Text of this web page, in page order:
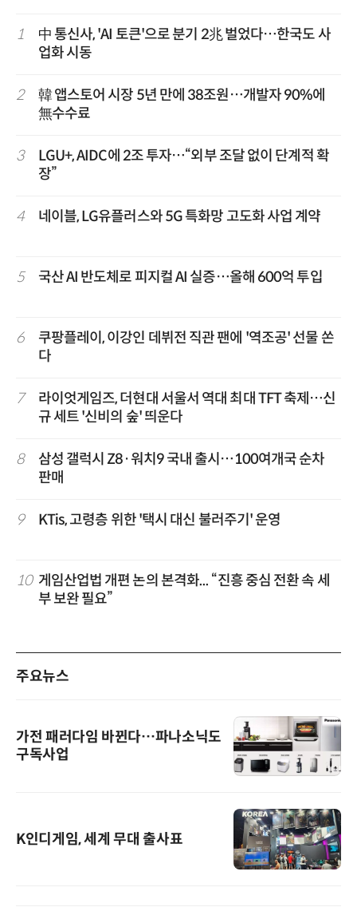
1
中 통신사, 'AI 토큰'으로 분기 2兆 벌었다…한국도 사
업화 시동
2
韓 앱스토어 시장 5년 만에 38조원…개발자 90%에
無수수료
3
LGU+, AIDC에 2조 투자…“외부 조달 없이 단계적 확
장”
4 네이블, LG유플러스와 5G 특화망 고도화 사업 계약
5 국산 AI 반도체로 피지컬 AI 실증…올해 600억 투입
6
쿠팡플레이, 이강인 데뷔전 직관 팬에 '역조공' 선물 쏜
다
7
라이엇게임즈, 더현대 서울서 역대 최대 TFT 축제…신
규 세트 '신비의 숲' 띄운다
8
삼성 갤럭시 Z8·워치9 국내 출시…100여개국 순차
판매
9 KTis, 고령층 위한 '택시 대신 불러주기' 운영
10 게임산업법 개편 논의 본격화... “진흥 중심 전환 속 세
부 보완 필요”
주요뉴스
가전 패러다임 바뀐다…파나소닉도
구독사업
K인디게임, 세계 무대 출사표